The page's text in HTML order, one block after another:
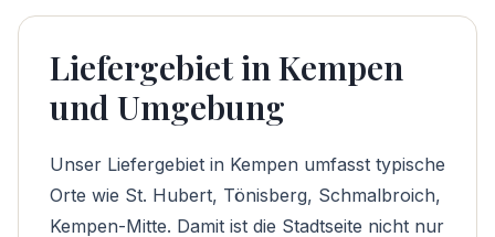
Liefergebiet in Kempen
und Umgebung
Unser Liefergebiet in Kempen umfasst typische
Orte wie St. Hubert, Tönisberg, Schmalbroich,
Kempen-Mitte. Damit ist die Stadtseite nicht nur